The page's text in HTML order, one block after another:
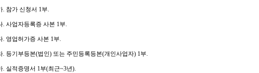
. 참가 신청서 1부.
. 사업자등록증 사본 1부.
. 영업허가증 사본 1부.
. 등기부등본(법인) 또는 주민등록등본(개인사업자) 1부.
. 실적증명서 1부(최근~3년).